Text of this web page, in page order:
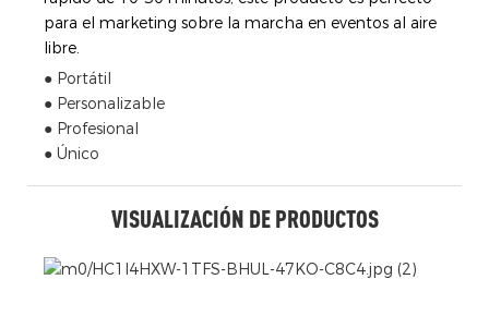
para el marketing sobre la marcha en eventos al aire
libre.
● Portátil
● Personalizable
● Profesional
● Único
VISUALIZACIÓN DE PRODUCTOS